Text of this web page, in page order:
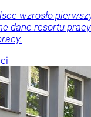
wzrosło
dane resortu